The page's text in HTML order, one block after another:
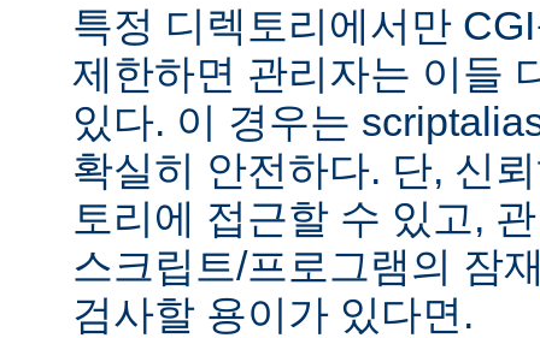
특정 디렉토리에서만
제한하면 관리자는 이들
있다. 이 경우는
확실히 안전하다. 단, 신
토리에 접근할 수 있고,
스크립트/프로그램의 잠
검사할 용이가 있다면.